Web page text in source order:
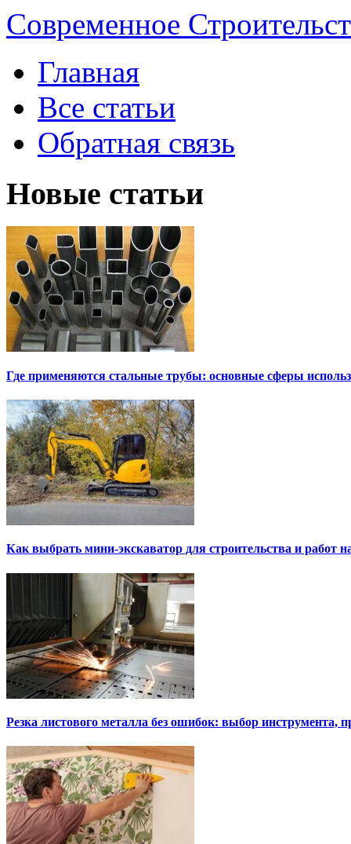
Современное
Главная
Все статьи
Обратная связь
Новые статьи
Где применяются стальные трубы: основные сферы
Как выбрать мини-экскаватор для строительства и работ
Резка листового металла без ошибок: выбор инструмента,